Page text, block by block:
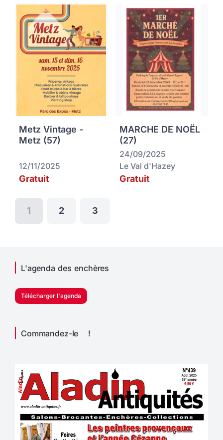
Metz Vintage -
Metz (57)
12/11/2025
Gratuit
MARCHE DE NOËL
(27)
24/09/2025
Le Val d'Hazey
Gratuit
1 2 3
L'agenda des enchères
Télécharger l'agenda
Commandez-le !